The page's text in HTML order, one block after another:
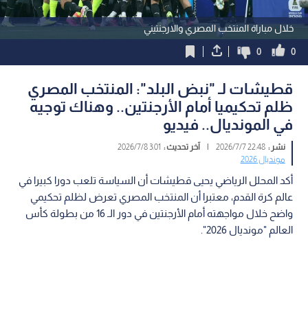
خلال مباراة المنتخب المصري والارجنتيني
0
0
قطيشات لـ "نبض البلد": المنتخب المصري
ظلم تحكيميا أمام الأرجنتين.. وهناك توجيه
في المونديال.. فيديو
نشر :22:48 2026/7/7
| آخر تحديث : 3:01 2026/7/8
مونديال 2026
أكد المحلل الرياضي يحيى قطيشات أن السياسة تلعب دورا كبيرا في
عالم كرة القدم، معتبرا أن المنتخب المصري تعرض لظلم تحكيمي
واضح خلال مواجهته أمام الأرجنتين في دور الـ 16 من بطولة كأس
العالم "مونديال 2026".